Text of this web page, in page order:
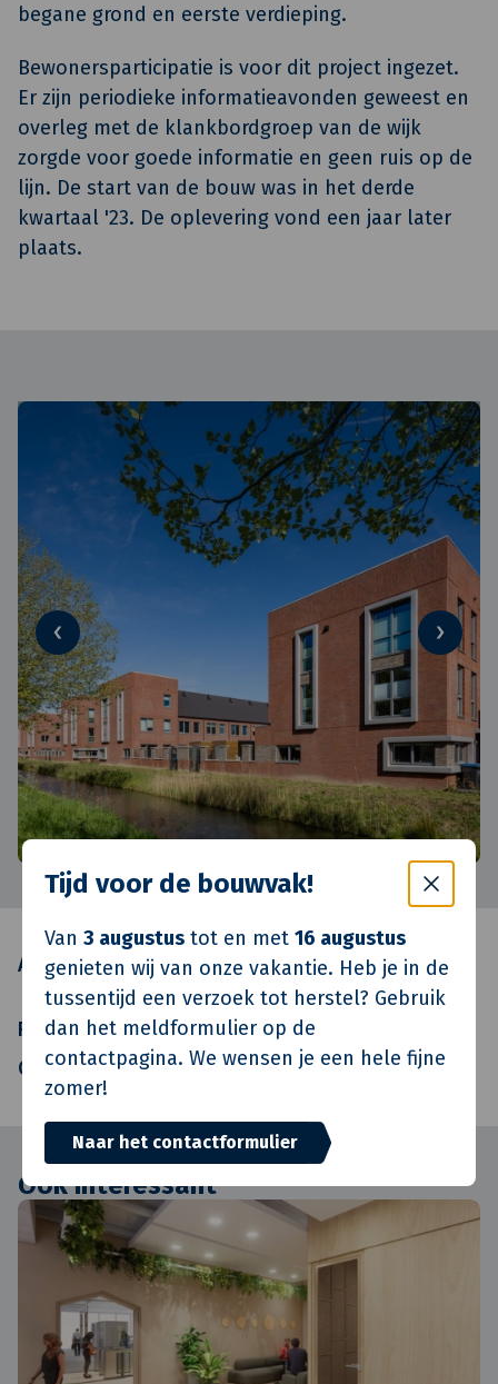
Tijd voor de bouwvak!
Van 3 augustus tot en met 16 augustus
genieten wij van onze vakantie. Heb je in de
tussentijd een verzoek tot herstel? Gebruik
dan het meldformulier op de
contactpagina. We wensen je een hele fijne
zomer!
Naar het contactformulier
begane grond en eerste verdieping.
Bewonersparticipatie is voor dit project ingezet.
Er zijn periodieke informatieavonden geweest en
overleg met de klankbordgroep van de wijk
zorgde voor goede informatie en geen ruis op de
lijn. De start van de bouw was in het derde
kwartaal '23. De oplevering vond een jaar later
plaats.
Architect
Maat Architecten - Kees
Opendorp
Realisatie
Van de Klok
Oplevering
Q3 2024
Ook interessant